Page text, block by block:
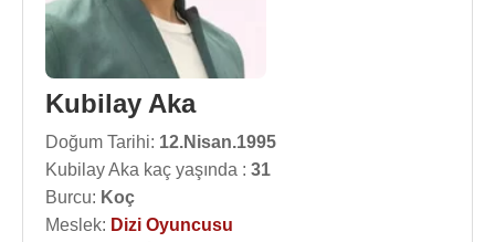
Kubilay Aka
Doğum Tarihi: 12.Nisan.1995
Kubilay Aka kaç yaşında : 31
Burcu: Koç
Meslek: Dizi Oyuncusu